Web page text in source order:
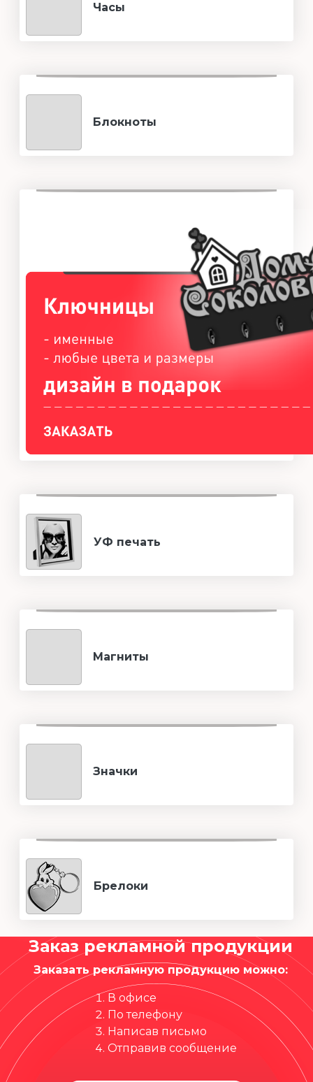
Часы
Блокноты
УФ печать
Магниты
Значки
Брелоки
Заказ рекламной продукции
Заказать рекламную продукцию можно:
В офисе
По телефону
Написав письмо
Отправив сообщение